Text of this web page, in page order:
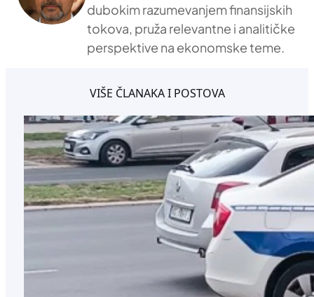
dubokim razumevanjem finansijskih
tokova, pruža relevantne i analitičke
perspektive na ekonomske teme.
VIŠE ČLANAKA I POSTOVA